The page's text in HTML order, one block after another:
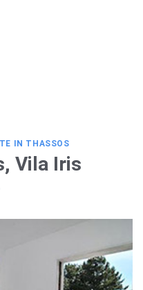
IN THASSOS
Vila Iris